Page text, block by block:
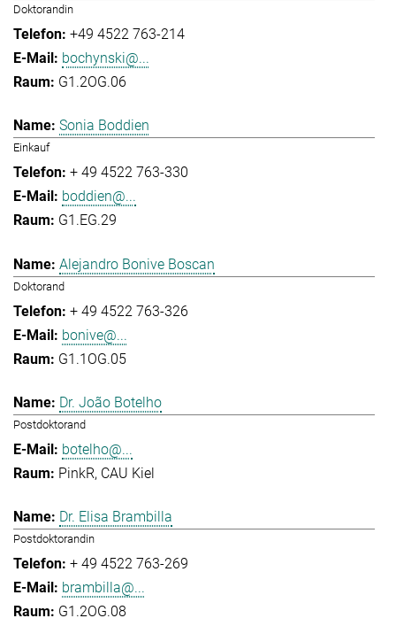
Doktorandin
+49 4522 763-214
bochynski@...
G1.2OG.06
Sonia Boddien
Einkauf
+ 49 4522 763-330
boddien@...
G1.EG.29
Alejandro Bonive Boscan
Doktorand
+ 49 4522 763-326
bonive@...
G1.1OG.05
Dr. João Botelho
Postdoktorand
botelho@...
PinkR, CAU Kiel
Dr. Elisa Brambilla
Postdoktorandin
+ 49 4522 763-269
brambilla@...
G1.2OG.08